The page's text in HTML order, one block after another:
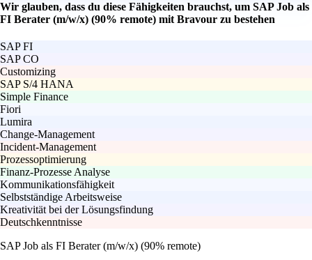
Wir glauben, dass du diese Fähigkeiten brauchst, um SAP Job als
FI Berater (m/w/x) (90% remote) mit Bravour zu bestehen
SAP FI
SAP CO
Customizing
SAP S/4 HANA
Simple Finance
Fiori
Lumira
Change-Management
Incident-Management
Prozessoptimierung
Finanz-Prozesse Analyse
Kommunikationsfähigkeit
Selbstständige Arbeitsweise
Kreativität bei der Lösungsfindung
Deutschkenntnisse
SAP Job als FI Berater (m/w/x) (90% remote)